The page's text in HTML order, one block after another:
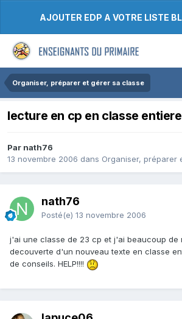
AJOUTER EDP A VOTRE LISTE
Organiser, préparer et gérer sa classe
lecture en cp en classe entiere
Par nath76
13 novembre 2006 dans Organiser, préparer
nath76
Posté(e) 13 novembre 2006
j'ai une classe de 23 cp et j'ai beaucoup de
decouverte d'un nouveau texte en classe
de conseils. HELP!!!!